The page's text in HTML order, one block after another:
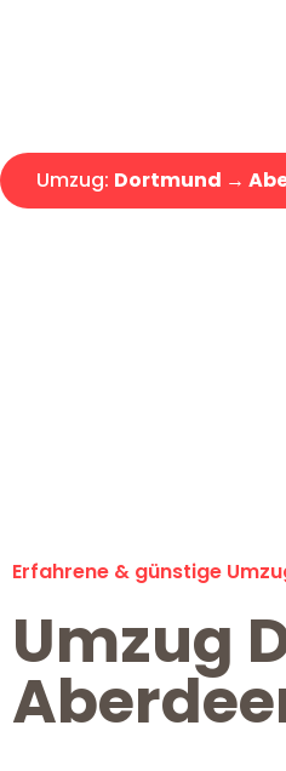
Umzug: Dortmund →
Erfahrene & günstige
Umzug